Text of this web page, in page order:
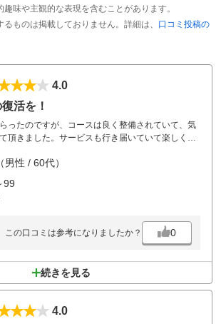
味や主観的な表現を含むことがあります。
ものは掲載しておりません。詳細は、 口コミ投稿の
4.0
活を！
ったのですが、コースは良く整備されていて、気
頂きました。サービスも行き届いていて楽しくラ
打ちっぱなしで当日の調子や修正をしようと思っ
してから数ホールは体が動かず不安を抱えてプレ
んでした。設備が無くてショクでした。是非設備
。
（男性 / 60代）
99
この口コミは参考になりましたか？ 0
続きを見る
4.0